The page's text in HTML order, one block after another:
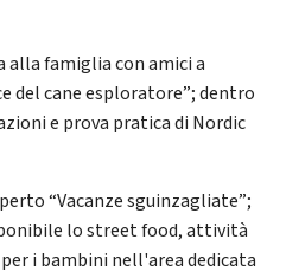
alla famiglia con amici a
del cane esploratore”; dentro
e prova pratica di Nordic
“Vacanze sguinzagliate”;
lo street food, attività
i bambini nell'area dedicata